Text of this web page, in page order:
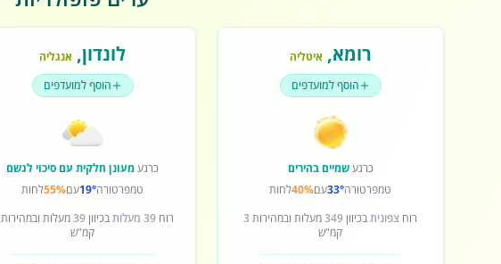
רומא, איטליה
הוסף למועדפים
כרגעשמיים בהירים
טמפרטורה33°עם40%לחות
רוח צפוניתבכיוון349מעלות ובמהירות 3
קמ"ש
לונדון, אנגליה
הוסף למועדפים
כרגעמעונן חלקית עם סיכוי לגשם
טמפרטורה19°עם55%לחות
רוח39 מעלות בכיוון39מעלות ובמהירות
קמ"ש